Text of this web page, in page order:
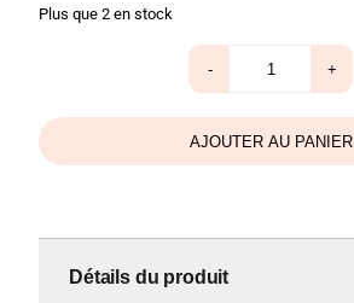
Plus que 2 en stock
de
Pull
Double
Cœur
beige
- +
AJOUTER AU PANIER
Détails du produit